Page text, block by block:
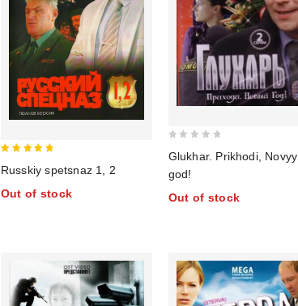
out of 5
Russkiy spetsnaz 1, 2
Out of stock
of
5
Glukhar. Prikhodi, Novyy
god!
Out of stock